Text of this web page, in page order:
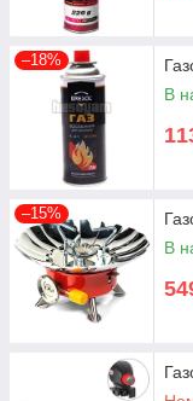
–18%
В
–15%
В